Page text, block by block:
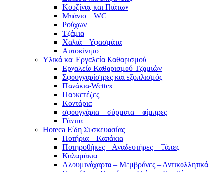
Κουζίνας και Πιάτων
Μπάνιο – WC
Ρούχων
Τζάμια
Χαλιά – Υφασμάτα
Αυτοκίνητο
Υλικά και Εργαλεία Καθαρισμού
Εργαλεία Καθαρισμού Τζαμιών
Σφουγγαρίστρες και εξοπλισμός
Πανάκια-Wettex
Παρκετέζες
Κοντάρια
σφουγγάρια – σύρματα – φίμπρες
Γάντια
Horeca Είδη Συσκευασίας
Ποτήρια – Καπάκια
Ποτηροθήκες – Αναδευτήρες – Τάπες
Καλαμάκια
Αλουμινόχαρτα – Μεμβράνες – Αντικολλητικά